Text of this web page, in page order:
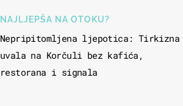
NAJLJEPŠA NA OTOKU?
Nepripitomljena ljepotica: Tirkizna
uvala na Korčuli bez kafića,
restorana i signala